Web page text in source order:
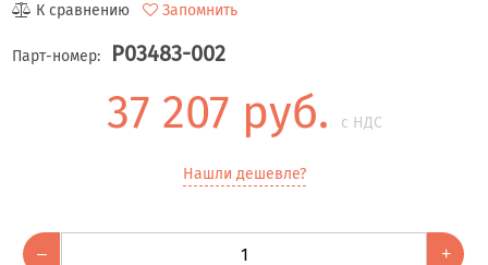
К сравнению Запомнить
Парт-номер: P03483-002
37 207 руб. с НДС
Нашли дешевле?
– +